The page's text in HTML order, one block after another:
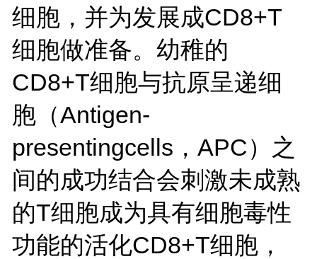
细胞，并为发展成CD8+T
细胞做准备。幼稚的
CD8+T细胞与抗原呈递细
胞（Antigen-
presentingcells，APC）之
间的成功结合会刺激未成熟
的T细胞成为具有细胞毒性
功能的活化CD8+T细胞，